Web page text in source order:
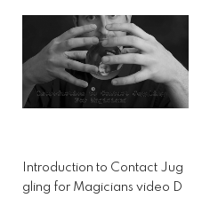
Introduction to Contact Jug
gling for Magicians video D